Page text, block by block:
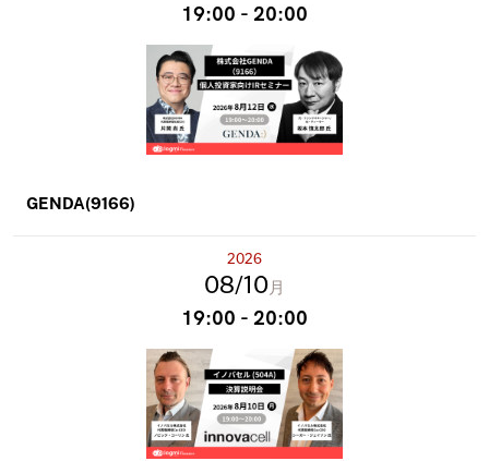
19:00 - 20:00
GENDA(9166)
2026
08 10月
19:00 - 20:00